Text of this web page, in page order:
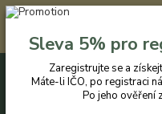
Registrovaným zákazníkům
IČO, po registraci nám jej
získáte slevu
+420 774 544 973
Sleva 5% pro
Zaregistrujte se a
Máte-li IČO, po registraci
Po jeho ověření